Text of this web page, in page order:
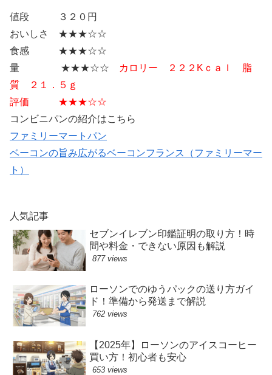
値段 ３２０円
おいしさ ★★★☆☆
食感 ★★★☆☆
量 ★★★☆☆
カロリー ２２２Kｃａｌ 脂
質 ２１．５ｇ
評価 ★★★☆☆
コンビニパンの紹介はこちら
ファミリーマートパン
ベーコンの旨み広がるベーコンフランス（ファミリーマー
ト）
人気記事
セブンイレブン印鑑証明の取り方！時
間や料金・できない原因も解説
877 views
ローソンでのゆうパックの送り方ガイ
ド！準備から発送まで解説
762 views
【2025年】ローソンのアイスコーヒー
買い方！初心者も安心
653 views